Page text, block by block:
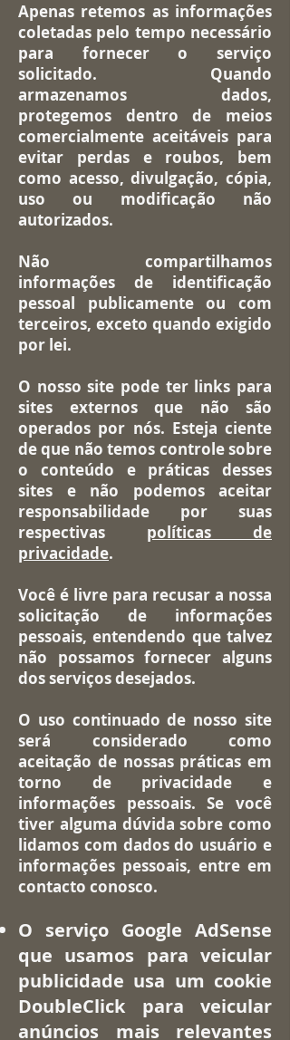
Apenas retemos as informações
coletadas pelo tempo necessário
para fornecer o serviço
solicitado. Quando
armazenamos dados,
protegemos dentro de meios
comercialmente aceitáveis ​​para
evitar perdas e roubos, bem
como acesso, divulgação, cópia,
uso ou modificação não
autorizados.
Não compartilhamos
informações de identificação
pessoal publicamente ou com
terceiros, exceto quando exigido
por lei.
O nosso site pode ter links para
sites externos que não são
operados por nós. Esteja ciente
de que não temos controle sobre
o conteúdo e práticas desses
sites e não podemos aceitar
responsabilidade por suas
respectivas políticas de
privacidade.
Você é livre para recusar a nossa
solicitação de informações
pessoais, entendendo que talvez
não possamos fornecer alguns
dos serviços desejados.
O uso continuado de nosso site
será considerado como
aceitação de nossas práticas em
torno de privacidade e
informações pessoais. Se você
tiver alguma dúvida sobre como
lidamos com dados do usuário e
informações pessoais, entre em
contacto conosco.
O serviço Google AdSense
que usamos para veicular
publicidade usa um cookie
DoubleClick para veicular
anúncios mais relevantes